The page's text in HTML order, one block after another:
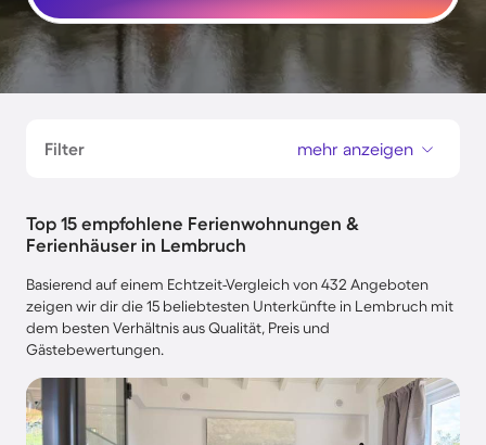
Filter mehr anzeigen
Top 15 empfohlene Ferienwohnungen &
Ferienhäuser in Lembruch
Basierend auf einem Echtzeit-Vergleich von 432 Angeboten
zeigen wir dir die 15 beliebtesten Unterkünfte in Lembruch mit
dem besten Verhältnis aus Qualität, Preis und
Gästebewertungen.